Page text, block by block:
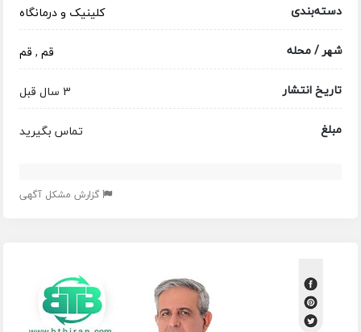
دسته‌بندی
کلینیک و درمانگاه
شهر / محله
قم, قم
تاریخ انتشار
3 سال قبل
مبلغ
تماس بگیرید
گزارش مشکل آگهی